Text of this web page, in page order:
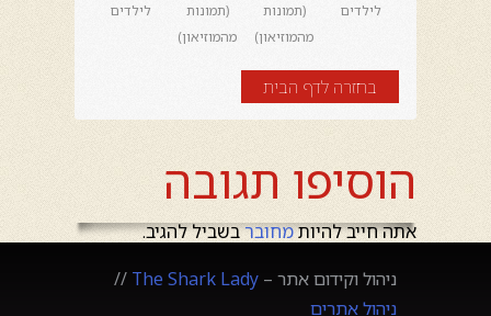
לילדים
(תמונות
מהמוזיאון)
(תמונות
מהמוזיאון)
לילדים
בחזרה לדף הבית
הוסיפו תגובה
אתה חייב להיותמחוברבשביל להגיב.
ניהול וקידום אתר – The Shark Lady
//
ניהול אתרים